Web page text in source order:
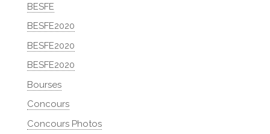
BESFE
BESFE2020
BESFE2020
BESFE2020
Bourses
Concours
Concours Photos